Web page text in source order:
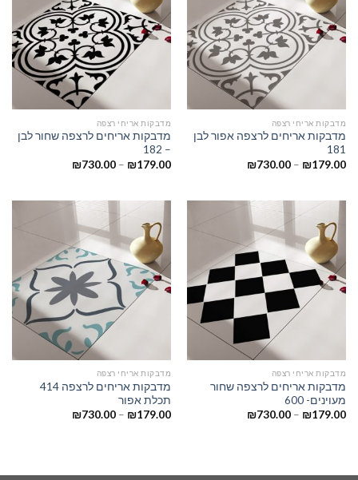
מדבקות אריחי רצפה
מדבקות אריחים לרצפה אפור לבן
181
₪179.00
–
₪730.00
מדבקות אריחי רצפה
מדבקות אריחים לרצפה שחור לבן
– 182
₪179.00
–
₪730.00
מדבקות אריחי רצפה
מדבקות אריחים לרצפה שחור
מעוינים- 600
₪179.00
–
₪730.00
מדבקות אריחי רצפה
מדבקות אריחים לרצפה 414
תכלת אפור
₪179.00
–
₪730.00